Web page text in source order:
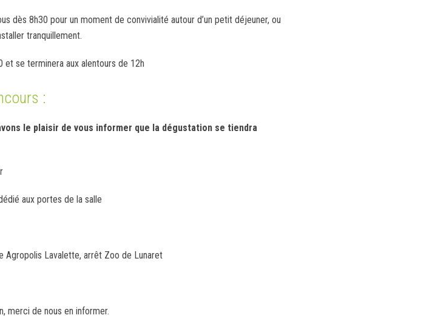
dès 8h30 pour un moment de convivialité autour d’un petit déjeuner, ou
tranquillement.
et se terminera aux alentours de 12h
:
le plaisir de vous informer que la dégustation se tiendra
aux portes de la salle
Agropolis Lavalette, arrêt Zoo de Lunaret
merci de nous en informer.